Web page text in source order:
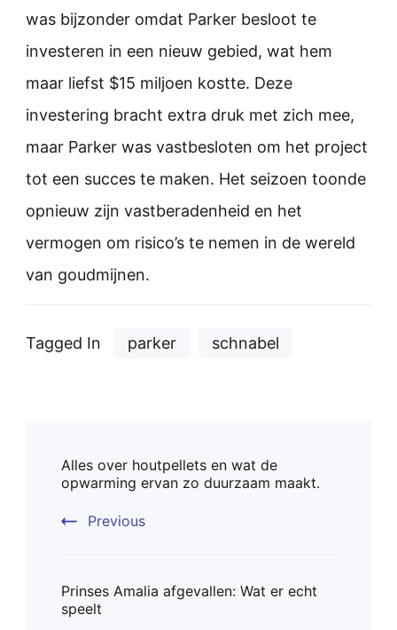
was bijzonder omdat Parker besloot te
investeren in een nieuw gebied, wat hem
maar liefst $15 miljoen kostte. Deze
investering bracht extra druk met zich mee,
maar Parker was vastbesloten om het project
tot een succes te maken. Het seizoen toonde
opnieuw zijn vastberadenheid en het
vermogen om risico’s te nemen in de wereld
van goudmijnen.
Tagged In parker schnabel
Navigation
Alles over houtpellets en wat de
opwarming ervan zo duurzaam maakt.
Previous
Prinses Amalia afgevallen: Wat er echt
speelt